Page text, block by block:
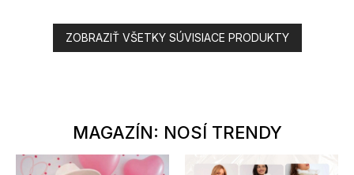
ZOBRAZIŤ VŠETKY SÚVISIACE PRODUKTY
MAGAZÍN: NOSÍ TRENDY